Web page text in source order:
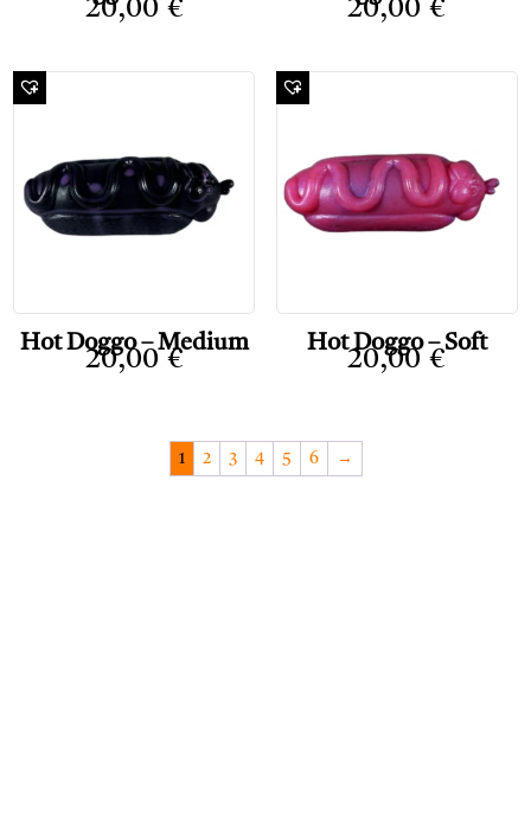
20,00 € 20,00€
Hot Doggo – Medium
20,00€
Hot Doggo – Soft
20,00€
1 2 3 4 5 6 →